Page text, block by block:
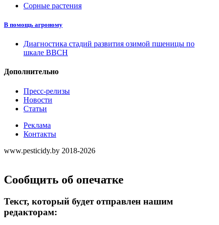
Сорные растения
В помощь агроному
Диагностика стадий развития озимой пшеницы по
шкале ВВСН
Дополнительно
Пресс-релизы
Новости
Статьи
Реклама
Контакты
www.pesticidy.by 2018-2026
Сообщить об опечатке
Текст, который будет отправлен нашим
редакторам: